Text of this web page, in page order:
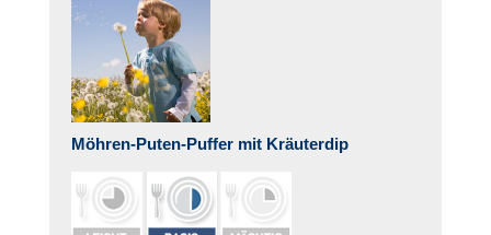
Möhren-Puten-Puffer mit Kräuterdip